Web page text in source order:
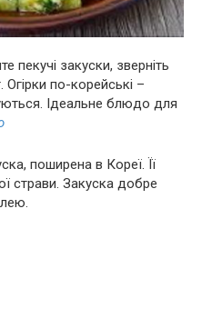
пекучі закуски, зверніть
Огірки по-корейські –
Ідеальне блюдо для
поширена в Кореї. Її
страви. Закуска добре